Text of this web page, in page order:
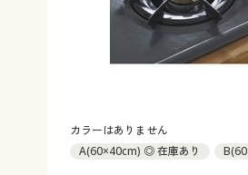
カラーはありません
A(60×40cm) ◎ 在庫あり